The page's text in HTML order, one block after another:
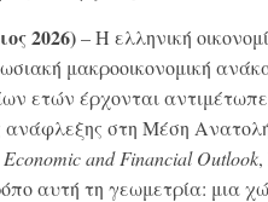
2026)– Η ελληνική
μακροοικονομική
ετών έρχονται
ανάφλεξης στη Μέση
andFinancialOutlook
αυτή τη γεωμετρία: μια